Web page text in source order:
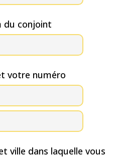
du conjoint
votre numéro
ville dans laquelle vous